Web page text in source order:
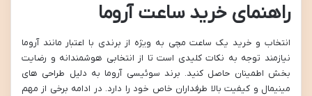
راهنمای خرید ساعت آروما
انتخاب و خرید یک ساعت مچی به ویژه از برندی با اعتبار مانند آروما
نیازمند توجه به نکات کلیدی است تا از انتخابی هوشمندانه و رضایت
بخش اطمینان حاصل کنید. برند سوئیسی آروما به دلیل طراحی های
مینیمال و کیفیت بالا طرفداران خاص خود را دارد. در ادامه برخی از مهم